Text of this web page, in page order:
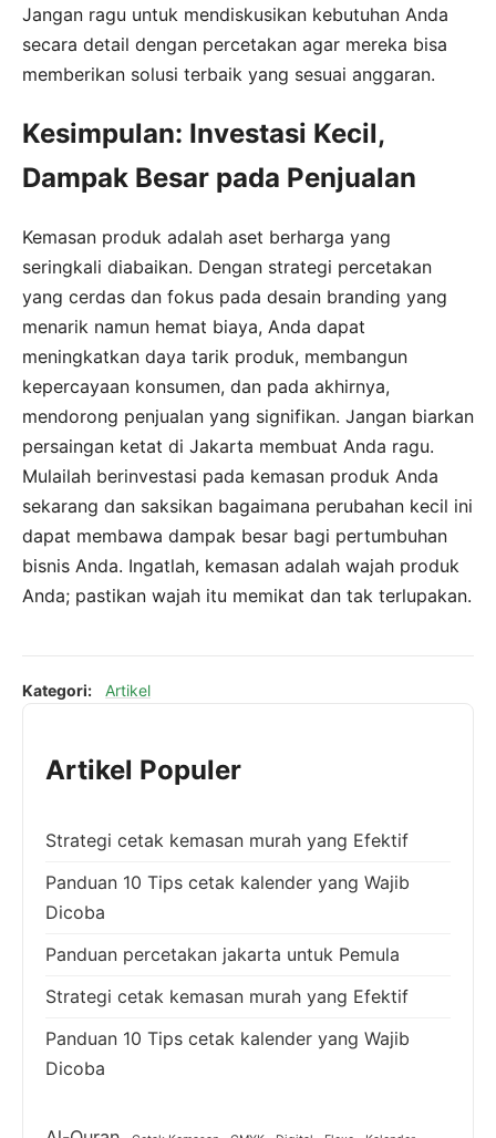
Jangan ragu untuk mendiskusikan kebutuhan Anda
secara detail dengan percetakan agar mereka bisa
memberikan solusi terbaik yang sesuai anggaran.
Kesimpulan: Investasi Kecil,
Dampak Besar pada Penjualan
Kemasan produk adalah aset berharga yang
seringkali diabaikan. Dengan strategi percetakan
yang cerdas dan fokus pada desain branding yang
menarik namun hemat biaya, Anda dapat
meningkatkan daya tarik produk, membangun
kepercayaan konsumen, dan pada akhirnya,
mendorong penjualan yang signifikan. Jangan biarkan
persaingan ketat di Jakarta membuat Anda ragu.
Mulailah berinvestasi pada kemasan produk Anda
sekarang dan saksikan bagaimana perubahan kecil ini
dapat membawa dampak besar bagi pertumbuhan
bisnis Anda. Ingatlah, kemasan adalah wajah produk
Anda; pastikan wajah itu memikat dan tak terlupakan.
Kategori: Artikel
Artikel Populer
Strategi cetak kemasan murah yang Efektif
Panduan 10 Tips cetak kalender yang Wajib
Dicoba
Panduan percetakan jakarta untuk Pemula
Strategi cetak kemasan murah yang Efektif
Panduan 10 Tips cetak kalender yang Wajib
Dicoba